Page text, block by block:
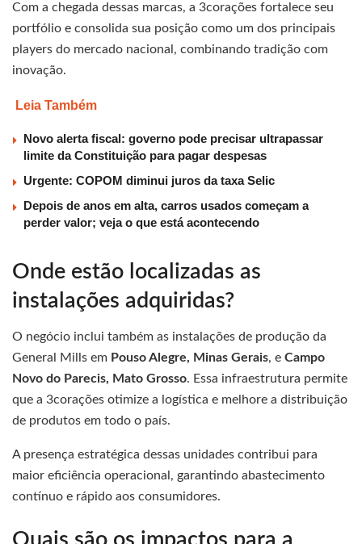
Com a chegada dessas marcas, a 3corações fortalece seu
portfólio e consolida sua posição como um dos principais
players do mercado nacional, combinando tradição com
inovação.
Leia Também
Novo alerta fiscal: governo pode precisar ultrapassar
limite da Constituição para pagar despesas
Urgente: COPOM diminui juros da taxa Selic
Depois de anos em alta, carros usados começam a
perder valor; veja o que está acontecendo
Onde estão localizadas as
instalações adquiridas?
O negócio inclui também as instalações de produção da
General Mills em Pouso Alegre, Minas Gerais, e Campo
Novo do Parecis, Mato Grosso. Essa infraestrutura permite
que a 3corações otimize a logística e melhore a distribuição
de produtos em todo o país.
A presença estratégica dessas unidades contribui para
maior eficiência operacional, garantindo abastecimento
contínuo e rápido aos consumidores.
Quais são os impactos para a